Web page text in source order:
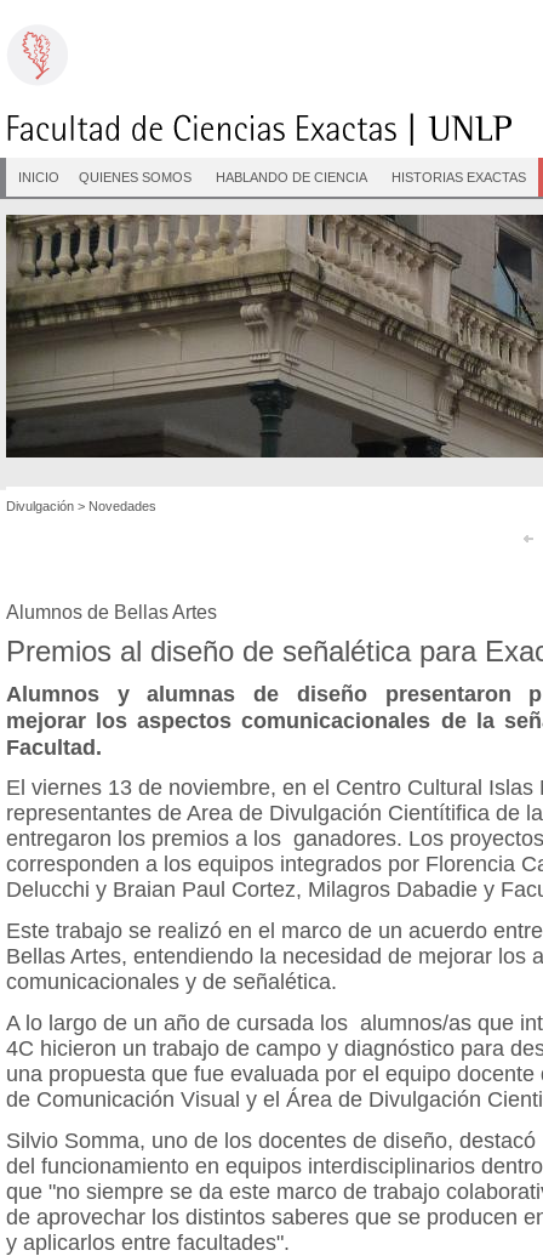
INICIO QUIENES SOMOS HABLANDO DE CIENCIA HISTORIAS EXACTAS
Divulgación > Novedades
Alumnos de Bellas Artes
Premios al diseño de señalética para
Alumnos y alumnas de diseño presentaron
mejorar los aspectos comunicacionales de la
Facultad.
El viernes 13 de noviembre, en el Centro Cultural Islas
representantes de Area de Divulgación Cientítifica de
entregaron los premios a los ganadores. Los
corresponden a los equipos integrados por Florencia
Delucchi y Braian Paul Cortez, Milagros Dabadie y
Este trabajo se realizó en el marco de un acuerdo
Bellas Artes, entendiendo la necesidad de mejorar los
comunicacionales y de señalética.
A lo largo de un año de cursada los alumnos/as que
4C hicieron un trabajo de campo y diagnóstico para
una propuesta que fue evaluada por el equipo docente
de Comunicación Visual y el Área de Divulgación
Silvio Somma, uno de los docentes de diseño,
del funcionamiento en equipos interdisciplinarios
que "no siempre se da este marco de trabajo
de aprovechar los distintos saberes que se producen
y aplicarlos entre facultades".